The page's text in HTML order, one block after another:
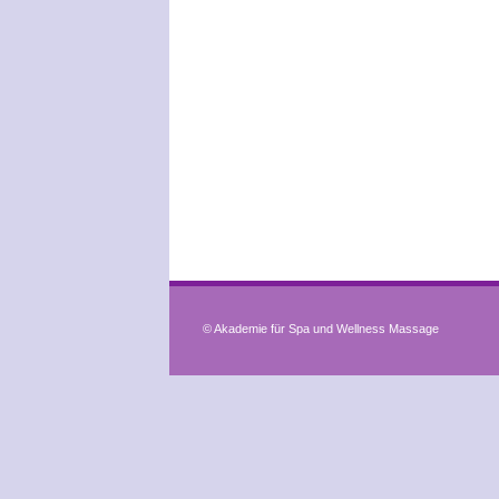
© Akademie für Spa und Wellness Massage